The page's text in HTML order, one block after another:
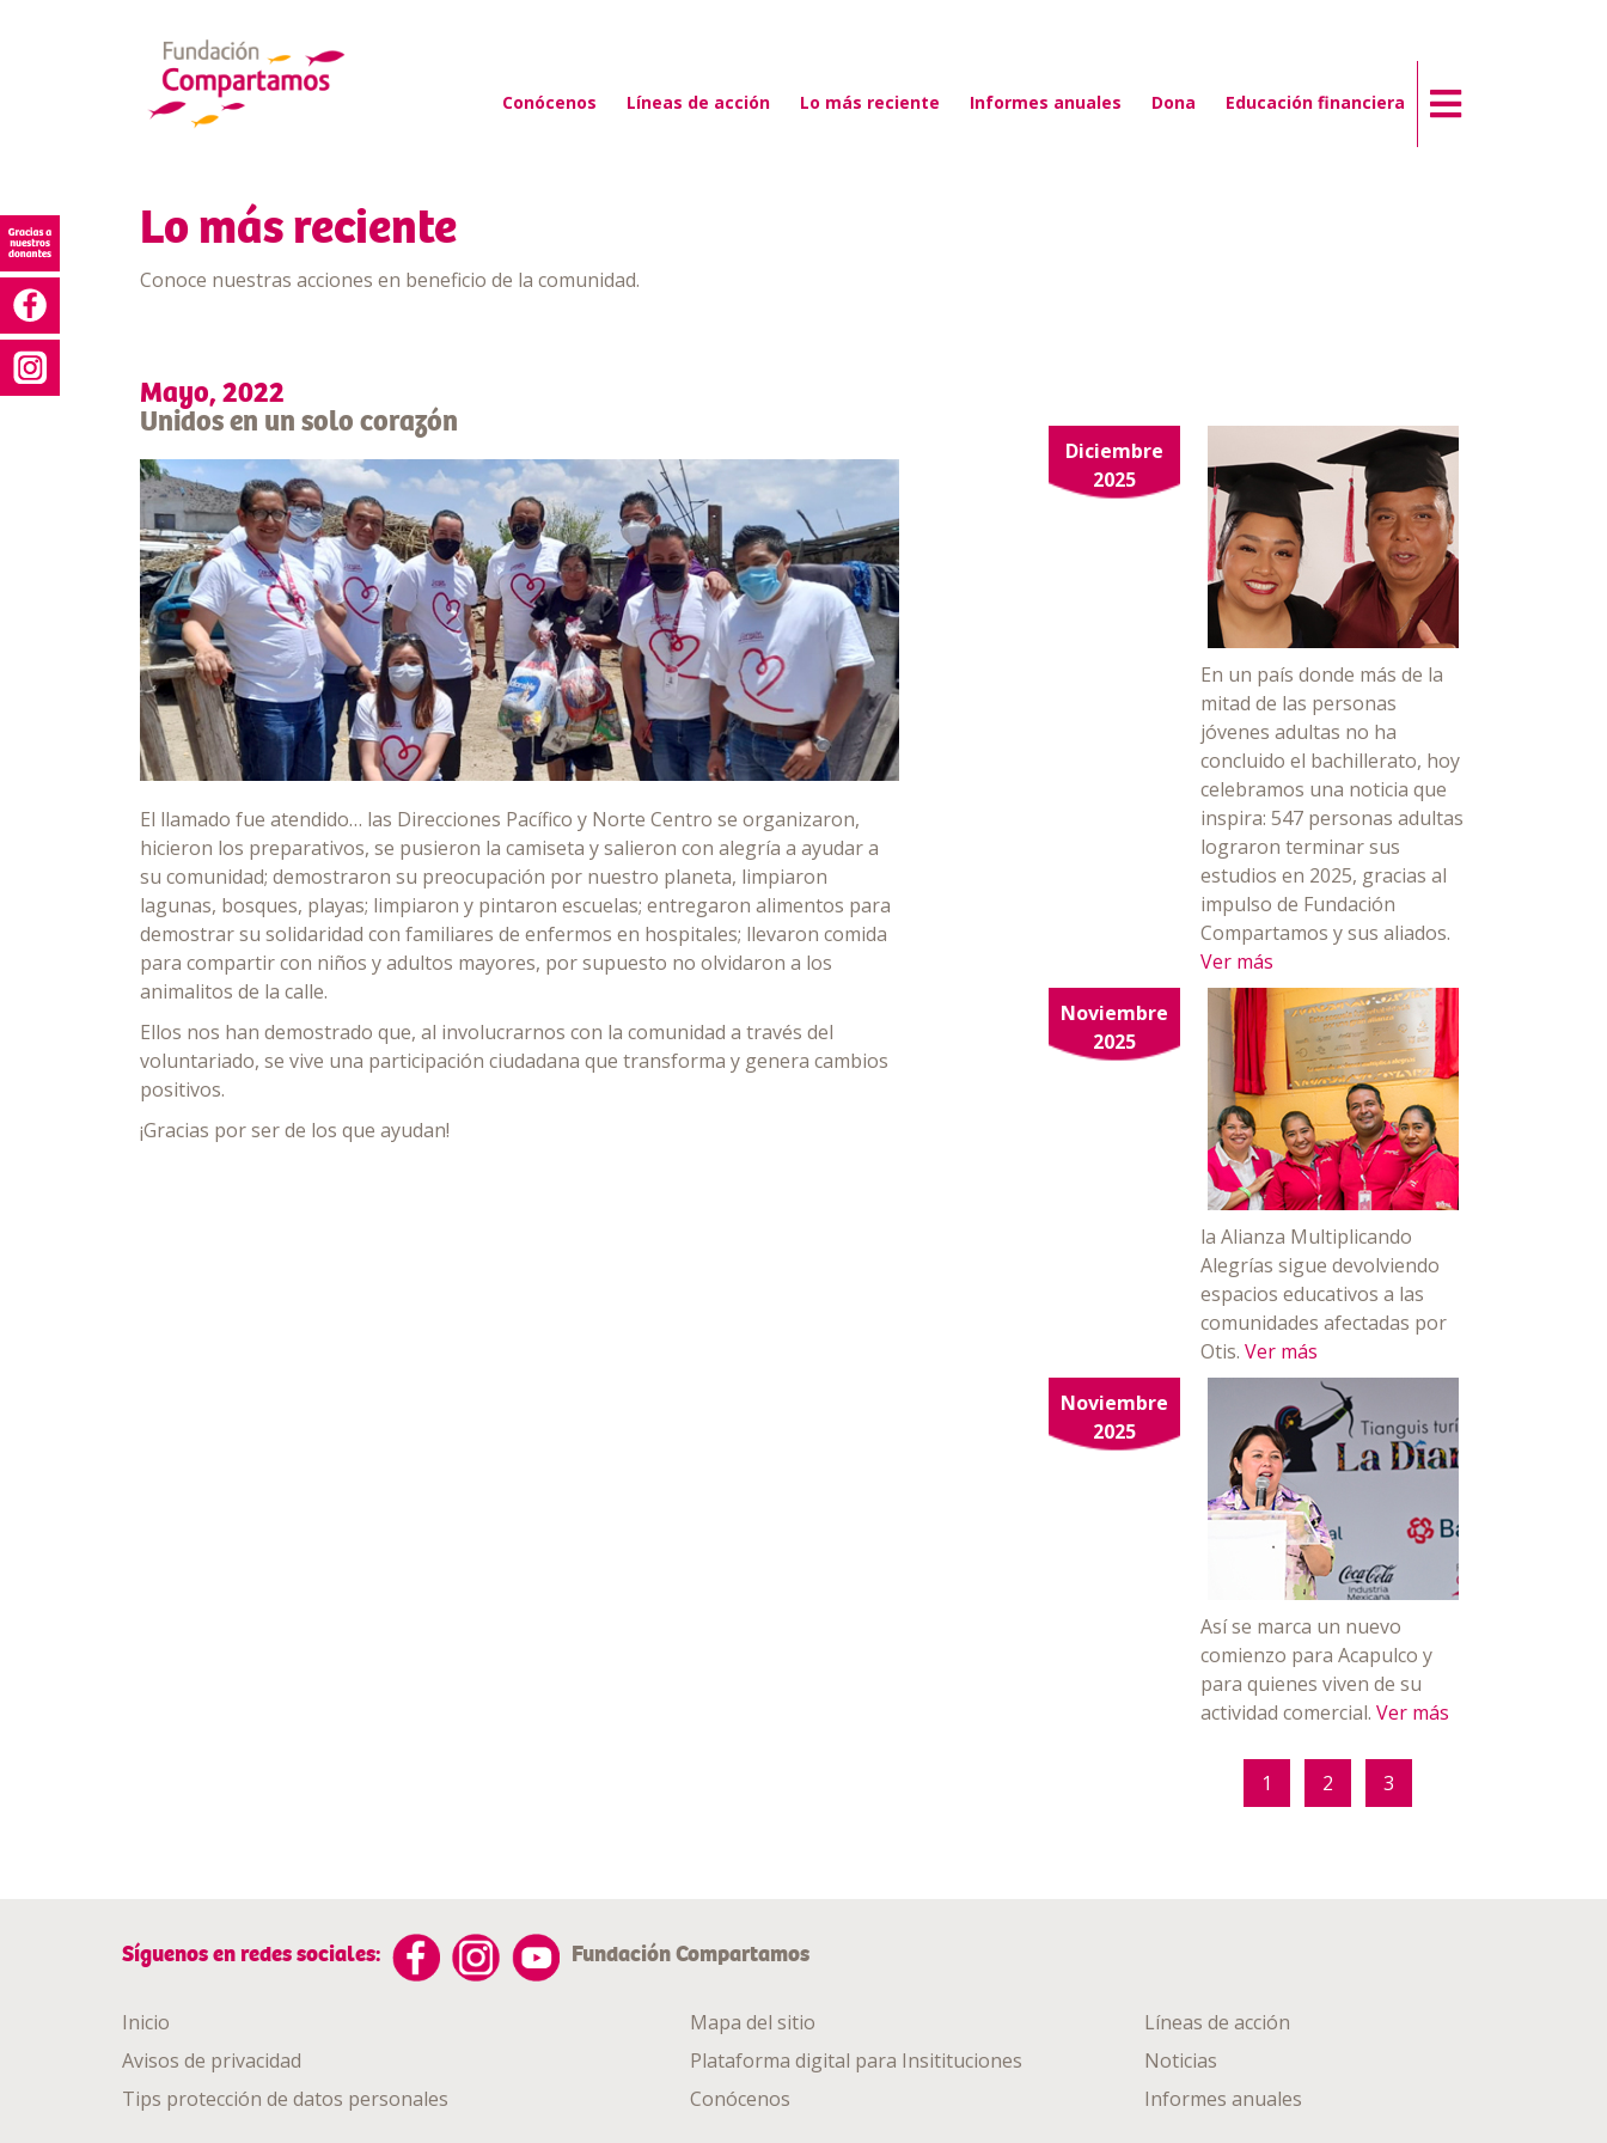
Conócenos Líneas de acción Lo más reciente Informes anuales Dona Educación financiera
Lo más reciente
Conoce nuestras acciones en beneficio de la comunidad.
Mayo, 2022
Unidos en un solo corazón
El llamado fue atendido… las Direcciones Pacífico y Norte Centro se organizaron,
hicieron los preparativos, se pusieron la camiseta y salieron con alegría a ayudar a
su comunidad; demostraron su preocupación por nuestro planeta, limpiaron
lagunas, bosques, playas; limpiaron y pintaron escuelas; entregaron alimentos para
demostrar su solidaridad con familiares de enfermos en hospitales; llevaron comida
para compartir con niños y adultos mayores, por supuesto no olvidaron a los
animalitos de la calle.
Ellos nos han demostrado que, al involucrarnos con la comunidad a través del
voluntariado, se vive una participación ciudadana que transforma y genera cambios
positivos.
¡Gracias por ser de los que ayudan!
Diciembre
2025
En un país donde más de la
mitad de las personas
jóvenes adultas no ha
concluido el bachillerato, hoy
celebramos una noticia que
inspira: 547 personas adultas
lograron terminar sus
estudios en 2025, gracias al
impulso de Fundación
Compartamos y sus aliados.
Ver más
Noviembre
2025
la Alianza Multiplicando
Alegrías sigue devolviendo
espacios educativos a las
comunidades afectadas por
Otis. Ver más
Noviembre
2025
Así se marca un nuevo
comienzo para Acapulco y
para quienes viven de su
actividad comercial. Ver más
1 2 3
Síguenos en redes sociales: Fundación Compartamos
Inicio Mapa del sitio
Líneas de acción
Avisos de privacidad
Plataforma digital para Insitituciones
Noticias
Tips protección de datos personales
Conócenos Informes anuales